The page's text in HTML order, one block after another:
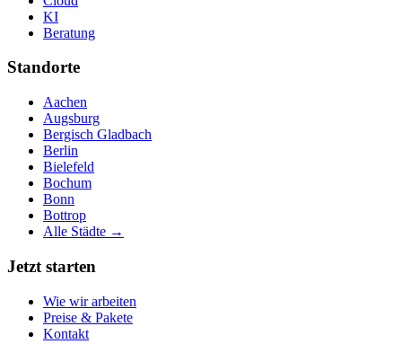
KI
Beratung
Standorte
Aachen
Augsburg
Bergisch Gladbach
Berlin
Bielefeld
Bochum
Bonn
Bottrop
Alle Städte →
Jetzt starten
Wie wir arbeiten
Preise & Pakete
Kontakt